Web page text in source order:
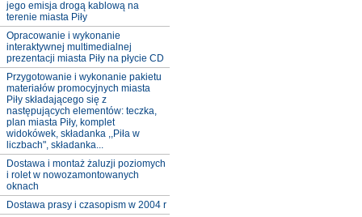
jego emisja drogą kablową na
terenie miasta Piły
Opracowanie i wykonanie
interaktywnej multimedialnej
prezentacji miasta Piły na płycie CD
Przygotowanie i wykonanie pakietu
materiałów promocyjnych miasta
Piły składającego się z
następujących elementów: teczka,
plan miasta Piły, komplet
widokówek, składanka ,,Piła w
liczbach", składanka...
Dostawa i montaż żaluzji poziomych
i rolet w nowozamontowanych
oknach
Dostawa prasy i czasopism w 2004 r